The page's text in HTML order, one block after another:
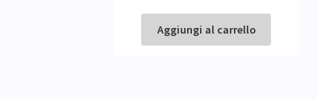
Aggiungi al carrello